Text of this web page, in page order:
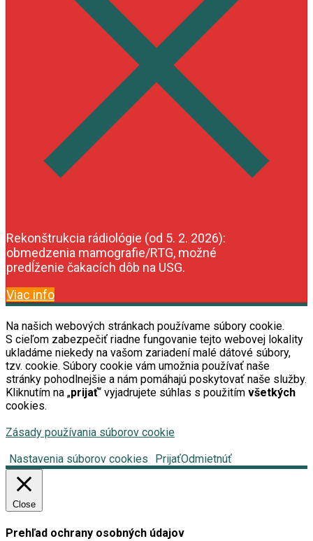
Rekonštrukcia rádiológie (od 5. 2. 2026):
obmedzenia mamografie/RTG, možné
predĺženie čakacích dôb na USG.
Viac info
Na našich webových stránkach používame súbory cookie.
S cieľom zabezpečiť riadne fungovanie tejto webovej lokality
ukladáme niekedy na vašom zariadení malé dátové súbory,
tzv. cookie. Súbory cookie vám umožnia používať naše
stránky pohodlnejšie a nám pomáhajú poskytovať naše služby.
Kliknutím na „prijať“ vyjadrujete súhlas s použitím všetkých
cookies.
Zásady používania súborov cookie
Nastavenia súborov cookies
PrijaťOdmietnúť
Close
Prehľad ochrany osobných údajov